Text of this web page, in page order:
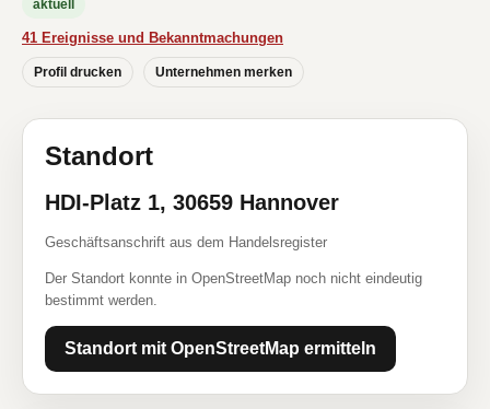
aktuell
41 Ereignisse und Bekanntmachungen
Profil drucken Unternehmen merken
Standort
HDI-Platz 1, 30659 Hannover
Geschäftsanschrift aus dem Handelsregister
Der Standort konnte in OpenStreetMap noch nicht eindeutig
bestimmt werden.
Standort mit OpenStreetMap ermitteln